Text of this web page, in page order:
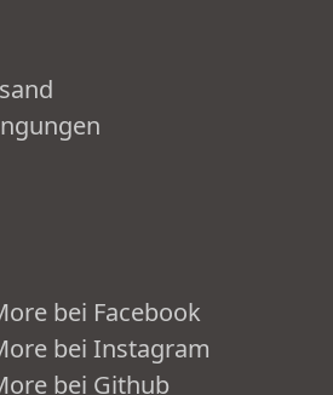
bei Facebook
bei Instagram
bei Github